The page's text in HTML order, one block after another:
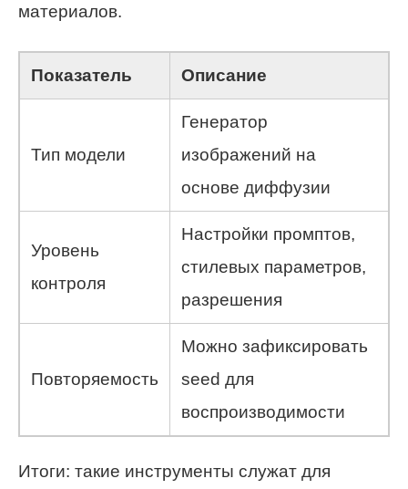
материалов.
Показатель Описание
Тип модели
Генератор
изображений на
основе диффузии
Уровень
контроля
Настройки промптов,
стилевых параметров,
разрешения
Повторяемость
Можно зафиксировать
seed для
воспроизводимости
Итоги: такие инструменты служат для